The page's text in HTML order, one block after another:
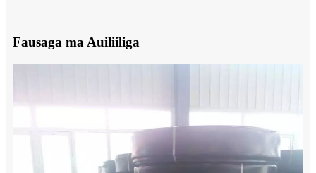
Fausaga ma Auiliiliga